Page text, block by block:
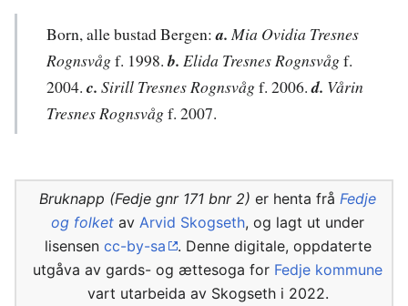
Born, alle bustad Bergen:a. Mia Ovidia Tresnes
Rognsvågf. 1998.b. Elida Tresnes Rognsvågf.
2004. c. Sirill Tresnes Rognsvågf. 2006.d. Vårin
Tresnes Rognsvågf. 2007.
Bruknapp (Fedje gnr 171 bnr 2) er henta frå Fedje
og folket av Arvid Skogseth, og lagt ut under
lisensen cc-by-sa
. Denne digitale, oppdaterte
utgåva av gards- og ættesoga for Fedje kommune
vart utarbeida av Skogseth i 2022.